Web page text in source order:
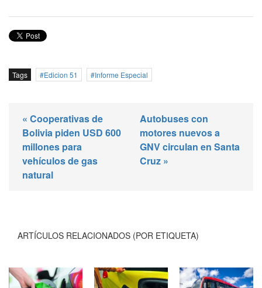
Tags Edicion 51 Informe Especial
« Cooperativas de
Bolivia piden USD 600
millones para
vehículos de gas
natural
Autobuses con
motores nuevos a
GNV circulan en Santa
Cruz »
ARTÍCULOS RELACIONADOS (POR ETIQUETA)